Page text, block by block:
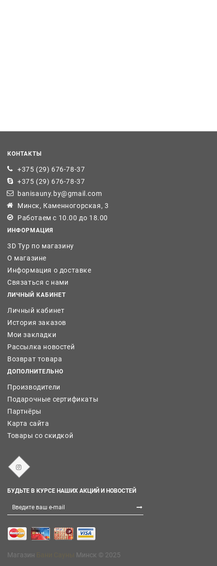
КОНТАКТЫ
+375 (29) 676-78-37
+375 (29) 676-78-37
banisauny.by@gmail.com
Минск, Каменногорская, 3
Работаем с 10.00 до 18.00
ИНФОРМАЦИЯ
3D Тур по магазину
О магазине
Информация о доставке
Связаться с нами
ЛИЧНЫЙ КАБИНЕТ
Личный кабинет
История заказов
Мои закладки
Рассылка новостей
Возврат товара
ДОПОЛНИТЕЛЬНО
Производители
Подарочные сертификаты
Партнёры
Карта сайта
Товары со скидкой
БУДЬТЕ В КУРСЕ НАШИХ АКЦИЙ И НОВОСТЕЙ
Магазин Минск © 2025